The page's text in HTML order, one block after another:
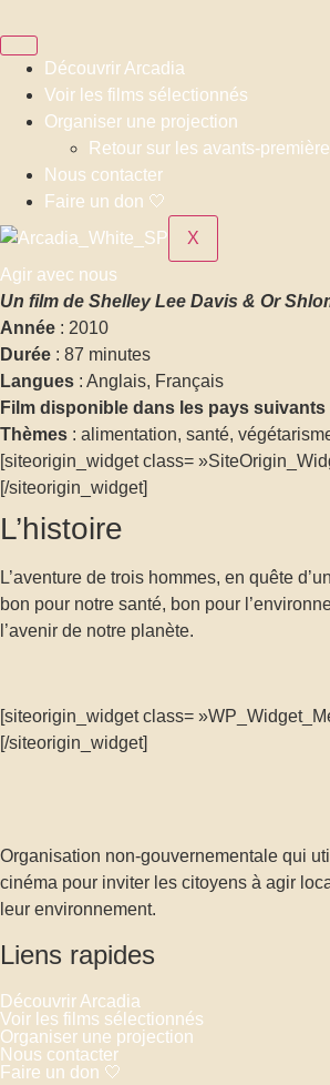
au
contenuDécouvrir Arcadia
Voir les films sélectionnés
Organiser une projection
Retour sur les avants-
Nous contacter
Faire un don 🤍
X
Agir avec nous
Un film de Shelley Lee Davis & Or
Année : 2010
Durée : 87 minutes
Langues : Anglais, Français
Film disponible dans les pays suivants
Thèmes : alimentation, santé,
[siteorigin_widget class=
[/siteorigin_widget]
L’histoire
L’aventure de trois hommes, en quête
bon pour notre santé, bon pour
l’avenir de notre planète.
[siteorigin_widget class=
[/siteorigin_widget]
Organisation non-gouvernementale qui
cinéma pour inviter les citoyens à agir
leur environnement.
Liens rapides
Découvrir Arcadia
Voir les films sélectionnés
Organiser une projection
Nous contacter
Faire un don 🤍